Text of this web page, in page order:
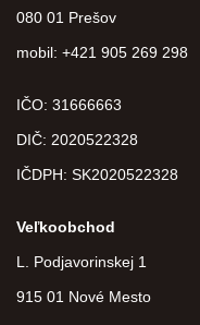
080 01 Prešov
mobil: +421 905 269 298
IČO: 31666663
DIČ: 2020522328
IČDPH: SK2020522328
Veľkoobchod
L. Podjavorinskej 1
915 01 Nové Mesto